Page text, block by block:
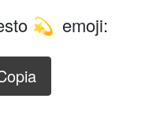
💫 emoji: